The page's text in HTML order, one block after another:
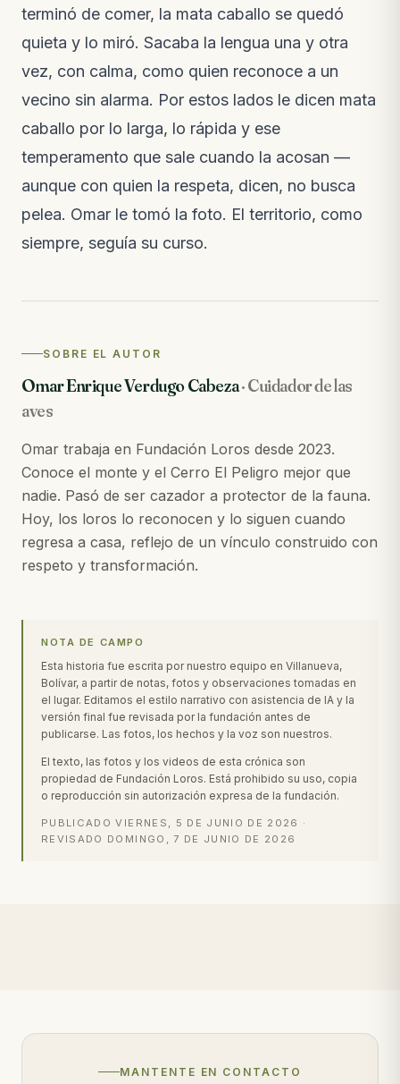
terminó de comer, la mata caballo se quedó
quieta y lo miró. Sacaba la lengua una y otra
vez, con calma, como quien reconoce a un
vecino sin alarma. Por estos lados le dicen mata
caballo por lo larga, lo rápida y ese
temperamento que sale cuando la acosan —
aunque con quien la respeta, dicen, no busca
pelea. Omar le tomó la foto. El territorio, como
siempre, seguía su curso.
SOBRE EL AUTOR
Omar Enrique Verdugo Cabeza·Cuidador de las
aves
Omar trabaja en Fundación Loros desde 2023.
Conoce el monte y el Cerro El Peligro mejor que
nadie. Pasó de ser cazador a protector de la fauna.
Hoy, los loros lo reconocen y lo siguen cuando
regresa a casa, reflejo de un vínculo construido con
respeto y transformación.
NOTA DE CAMPO
Esta historia fue escrita por nuestro equipo en Villanueva,
Bolívar, a partir de notas, fotos y observaciones tomadas en
el lugar. Editamos el estilo narrativo con asistencia de IA y la
versión final fue revisada por la fundación antes de
publicarse. Las fotos, los hechos y la voz son nuestros.
El texto, las fotos y los videos de esta crónica son
propiedad de Fundación Loros. Está prohibido su uso, copia
o reproducción sin autorización expresa de la fundación.
PUBLICADO VIERNES, 5 DE JUNIO DE 2026 ·
REVISADO DOMINGO, 7 DE JUNIO DE 2026
MANTENTE EN CONTACTO